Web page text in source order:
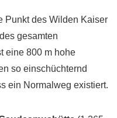
Punkt des Wilden Kaiser
gesamten
eine 800 m hohe
so einschüchternd
ein Normalweg existiert.